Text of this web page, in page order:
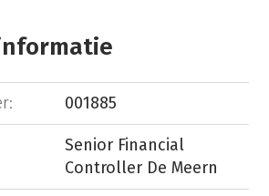
001885
Senior Financial
Controller De Meern